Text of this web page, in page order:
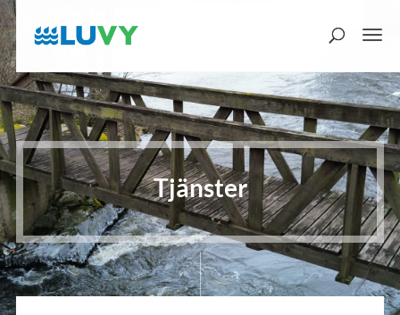
Tjänster